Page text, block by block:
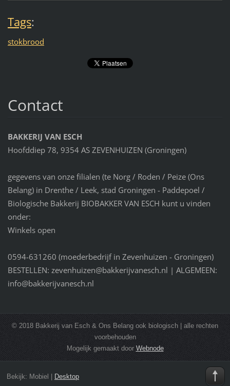
Tags:
stokbrood
Contact
BAKKERIJ VAN ESCH
Hoofddiep 78, 9354 AS ZEVENHUIZEN (Groningen)
gegevens van onze filialen (te Norg / Roden / Peize (Ons
Belang) in Drenthe / Leek, stad Groningen - Paddepoel /
Biologische Bakkerij BIOBAKKER VAN ESCH kunt u vinden
onder:
Winkels open
0594-631260 (moederbedrijf in Zevenhuizen - Groningen)
BESTELLEN: zevenhuizen@bakkerijvanesch.nl | ALGEMEEN:
info@bakkerijvanesch.nl
© 2018 Bakkerij van Esch & Ons Belang ook biologisch | alle rechten
voorbehouden
Mogelijk gemaakt door Webnode
Bekijk: Mobiel Desktop